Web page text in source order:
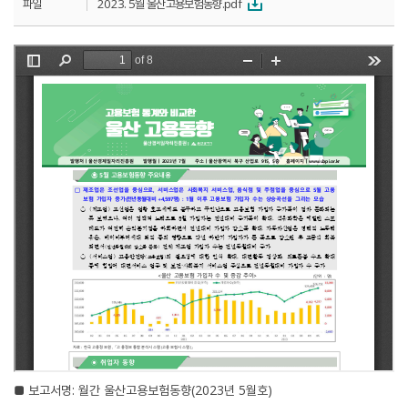
파일 2023. 5월 울산고용보험동향.pdf
■ 보고서명: 월간 울산고용보험동향(2023년 5월호)